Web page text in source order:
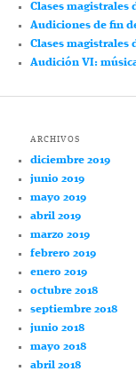
Clases magistrales
Audiciones de fin
Clases
Audición VI:
ARCHIVOS
diciembre 2019
junio 2019
mayo 2019
abril 2019
marzo 2019
febrero 2019
enero 2019
octubre 2018
septiembre 2018
junio 2018
mayo 2018
abril 2018